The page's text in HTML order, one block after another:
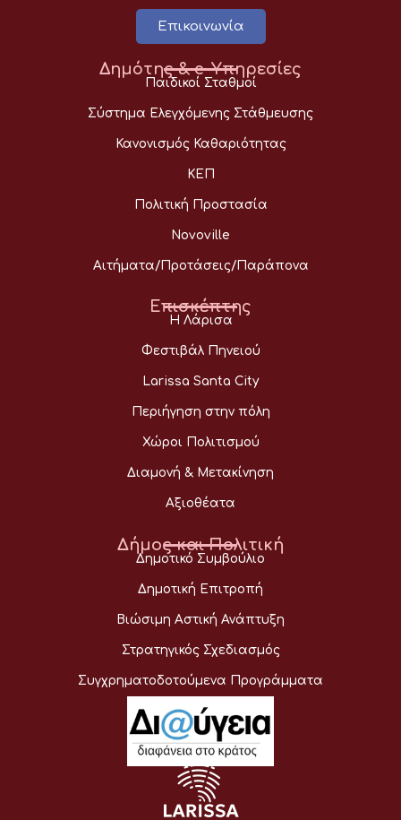
Επικοινωνία
Δημότης & e-Υπηρεσίες
Παιδικοί Σταθμοί
Σύστημα Ελεγχόμενης Στάθμευσης
Κανονισμός Καθαριότητας
ΚΕΠ
Πολιτική Προστασία
Novoville
Αιτήματα/Προτάσεις/Παράπονα
Επισκέπτης
Η Λάρισα
Φεστιβάλ Πηνειού
Larissa Santa City
Περιήγηση στην πόλη
Χώροι Πολιτισμού
Διαμονή & Μετακίνηση
Αξιοθέατα
Δήμος και Πολιτική
Δημοτικό Συμβούλιο
Δημοτική Επιτροπή
Βιώσιμη Αστική Ανάπτυξη
Στρατηγικός Σχεδιασμός
Συγχρηματοδοτούμενα Προγράμματα